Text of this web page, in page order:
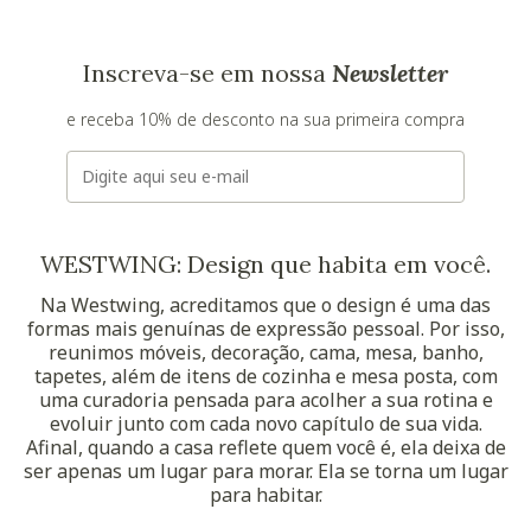
Inscreva-se em nossa Newsletter
e receba 10% de desconto na sua primeira compra
E-mail
WESTWING: Design que habita em você.
Na Westwing, acreditamos que o design é uma das
formas mais genuínas de expressão pessoal. Por isso,
reunimos móveis, decoração, cama, mesa, banho,
tapetes, além de itens de cozinha e mesa posta, com
uma curadoria pensada para acolher a sua rotina e
evoluir junto com cada novo capítulo de sua vida.
Afinal, quando a casa reflete quem você é, ela deixa de
ser apenas um lugar para morar. Ela se torna um lugar
para habitar.